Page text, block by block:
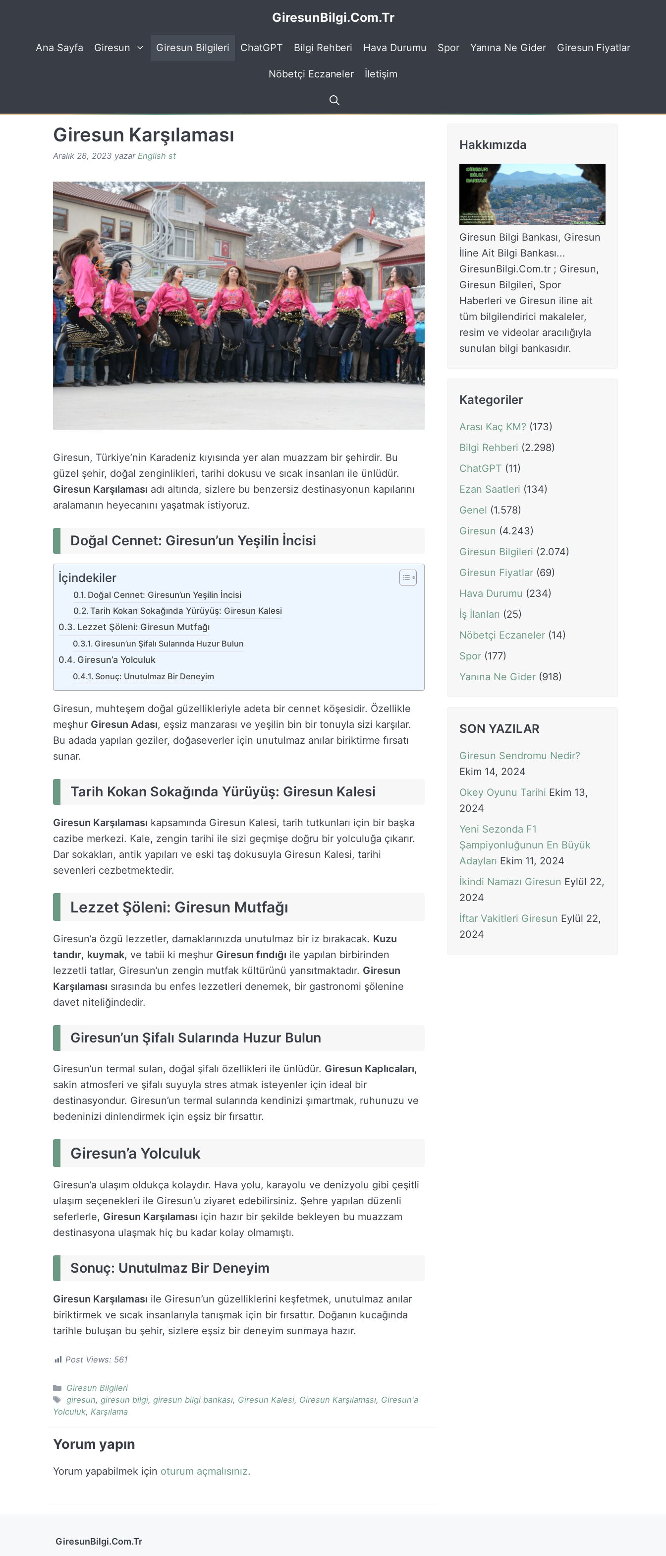
GiresunBilgi.Com.Tr
Ana Sayfa Giresun Giresun Bilgileri ChatGPT Bilgi Rehberi Hava Durumu Spor Yanına Ne Gider Giresun Fiyatlar
Nöbetçi Eczaneler İletişim
Giresun Karşılaması
Aralık 28, 2023 yazar English st
Giresun, Türkiye’nin Karadeniz kıyısında yer alan muazzam bir şehirdir. Bu
güzel şehir, doğal zenginlikleri, tarihi dokusu ve sıcak insanları ile ünlüdür.
Giresun Karşılaması adı altında, sizlere bu benzersiz destinasyonun kapılarını
aralamanın heyecanını yaşatmak istiyoruz.
Doğal Cennet: Giresun’un Yeşilin İncisi
İçindekiler
Doğal Cennet: Giresun’un Yeşilin İncisi
Tarih Kokan Sokağında Yürüyüş: Giresun Kalesi
Lezzet Şöleni: Giresun Mutfağı
Giresun’un Şifalı Sularında Huzur Bulun
Giresun’a Yolculuk
Sonuç: Unutulmaz Bir Deneyim
Giresun, muhteşem doğal güzellikleriyle adeta bir cennet köşesidir. Özellikle
meşhur Giresun Adası, eşsiz manzarası ve yeşilin bin bir tonuyla sizi karşılar.
Bu adada yapılan geziler, doğaseverler için unutulmaz anılar biriktirme fırsatı
sunar.
Tarih Kokan Sokağında Yürüyüş: Giresun Kalesi
Giresun Karşılaması kapsamında Giresun Kalesi, tarih tutkunları için bir başka
cazibe merkezi. Kale, zengin tarihi ile sizi geçmişe doğru bir yolculuğa çıkarır.
Dar sokakları, antik yapıları ve eski taş dokusuyla Giresun Kalesi, tarihi
sevenleri cezbetmektedir.
Lezzet Şöleni: Giresun Mutfağı
Giresun’a özgü lezzetler, damaklarınızda unutulmaz bir iz bırakacak. Kuzu
tandır, kuymak, ve tabii ki meşhur Giresun fındığı ile yapılan birbirinden
lezzetli tatlar, Giresun’un zengin mutfak kültürünü yansıtmaktadır. Giresun
Karşılaması sırasında bu enfes lezzetleri denemek, bir gastronomi şölenine
davet niteliğindedir.
Giresun’un Şifalı Sularında Huzur Bulun
Giresun’un termal suları, doğal şifalı özellikleri ile ünlüdür. Giresun Kaplıcaları,
sakin atmosferi ve şifalı suyuyla stres atmak isteyenler için ideal bir
destinasyondur. Giresun’un termal sularında kendinizi şımartmak, ruhunuzu ve
bedeninizi dinlendirmek için eşsiz bir fırsattır.
Giresun’a Yolculuk
Giresun’a ulaşım oldukça kolaydır. Hava yolu, karayolu ve denizyolu gibi çeşitli
ulaşım seçenekleri ile Giresun’u ziyaret edebilirsiniz. Şehre yapılan düzenli
seferlerle, Giresun Karşılaması için hazır bir şekilde bekleyen bu muazzam
destinasyona ulaşmak hiç bu kadar kolay olmamıştı.
Sonuç: Unutulmaz Bir Deneyim
Giresun Karşılaması ile Giresun’un güzelliklerini keşfetmek, unutulmaz anılar
biriktirmek ve sıcak insanlarıyla tanışmak için bir fırsattır. Doğanın kucağında
tarihle buluşan bu şehir, sizlere eşsiz bir deneyim sunmaya hazır.
Post Views: 561
Kategoriler
Giresun Bilgileri
Etiketler
giresun, giresun bilgi, giresun bilgi bankası, Giresun Kalesi, Giresun Karşılaması, Giresun'a
Yolculuk, Karşılama
Yorum yapın
Yorum yapabilmek için oturum açmalısınız.
Hakkımızda
Giresun Bilgi Bankası, Giresun
İline Ait Bilgi Bankası...
GiresunBilgi.Com.tr ; Giresun,
Giresun Bilgileri, Spor
Haberleri ve Giresun iline ait
tüm bilgilendirici makaleler,
resim ve videolar aracılığıyla
sunulan bilgi bankasıdır.
Kategoriler
Arası Kaç KM? (173)
Bilgi Rehberi (2.298)
ChatGPT (11)
Ezan Saatleri (134)
Genel (1.578)
Giresun (4.243)
Giresun Bilgileri (2.074)
Giresun Fiyatlar (69)
Hava Durumu (234)
İş İlanları (25)
Nöbetçi Eczaneler (14)
Spor (177)
Yanına Ne Gider (918)
SON YAZILAR
Giresun Sendromu Nedir?
Ekim 14, 2024
Okey Oyunu Tarihi Ekim 13,
2024
Yeni Sezonda F1
Şampiyonluğunun En Büyük
Adayları Ekim 11, 2024
İkindi Namazı Giresun Eylül 22,
2024
İftar Vakitleri Giresun Eylül 22,
2024
GiresunBilgi.Com.Tr